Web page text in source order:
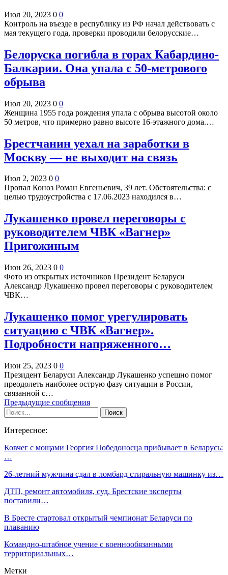
Июл 20, 2023 0 0
Контроль на въезде в республику из РФ начал действовать с
мая текущего года, проверки проводили белорусские…
Белоруска погибла в горах Кабардино-
Балкарии. Она упала с 50-метрового
обрыва
Июл 20, 2023 0 0
Женщина 1955 года рождения упала с обрыва высотой около
50 метров, что примерно равно высоте 16-этажного дома.…
Брестчанин уехал на заработки в
Москву — не выходит на связь
Июл 2, 2023 0 0
Пропал Коноз Роман Евгеньевич, 39 лет. Обстоятельства: с
целью трудоустройства с 17.06.2023 находился в…
Лукашенко провел переговоры с
руководителем ЧВК «Вагнер»
Пригожиным
Июн 26, 2023 0 0
Фото из открытых источников Президент Беларуси
Александр Лукашенко провел переговоры с руководителем
ЧВК…
Лукашенко помог урегулировать
ситуацию с ЧВК «Вагнер».
Подробности напряженного…
Июн 25, 2023 0 0
Президент Беларуси Александр Лукашенко успешно помог
преодолеть наиболее острую фазу ситуации в России,
связанной с…
Предыдущие сообщения
Интересное:
Ковчег с мощами Георгия Победоносца прибывает в Беларусь:
…
26-летний мужчина сдал в ломбард стиральную машинку из…
ДТП, ремонт автомобиля, суд. Брестские эксперты
поставили…
В Бресте стартовал открытый чемпионат Беларуси по
плаванию
Командно-штабное учение с военнообязанными
территориальных…
Метки